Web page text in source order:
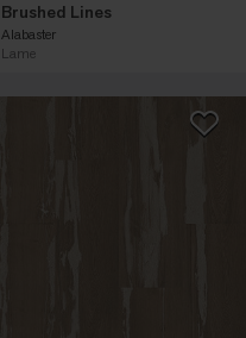
Brushed Lines
Alabaster
Lame